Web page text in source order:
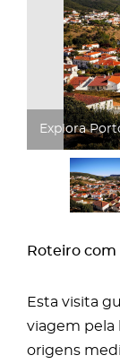
Explora
Roteiro
Esta visita
viagem pela
origens